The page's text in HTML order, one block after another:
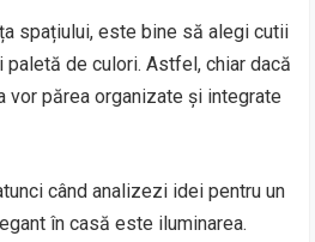
spațiului, este bine să alegi cutii
paletă de culori. Astfel, chiar dacă
vor părea organizate și integrate
când analizezi idei pentru un
în casă este iluminarea.